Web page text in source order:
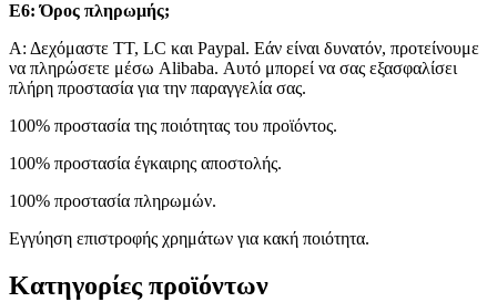
Ε6: Όρος πληρωμής;
Α: Δεχόμαστε TT, LC και Paypal. Εάν είναι δυνατόν, προτείνουμε
να πληρώσετε μέσω Alibaba. Αυτό μπορεί να σας εξασφαλίσει
πλήρη προστασία για την παραγγελία σας.
100% προστασία της ποιότητας του προϊόντος.
100% προστασία έγκαιρης αποστολής.
100% προστασία πληρωμών.
Εγγύηση επιστροφής χρημάτων για κακή ποιότητα.
Κατηγορίες προϊόντων